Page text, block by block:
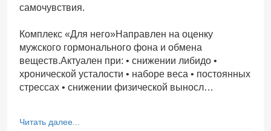
самочувствия.
Комплекс «Для него»Направлен на оценку
мужского гормонального фона и обмена
веществ.Актуален при: • снижении либидо •
хронической усталости • наборе веса • постоянных
стрессах • снижении физической выносл…
Читать далее...